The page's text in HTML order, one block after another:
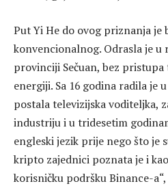
Put Yi He do ovog priznanja je
konvencionalnog. Odrasla je u
provinciji Sečuan, bez
energiji. Sa 16 godina radila je
postala televizijska voditeljka,
industriju i u tridesetim
engleski jezik prije nego što je
kripto zajednici poznata je i
korisničku podršku Binance-